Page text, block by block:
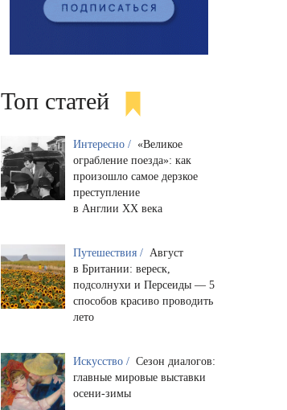
Топ статей
Интересно / «Великое
ограбление поезда»: как
произошло самое дерзкое
преступление
в Англии XX века
Путешествия / Август
в Британии: вереск,
подсолнухи и Персеиды — 5
способов красиво проводить
лето
Искусство / Сезон диалогов:
главные мировые выставки
осени-зимы